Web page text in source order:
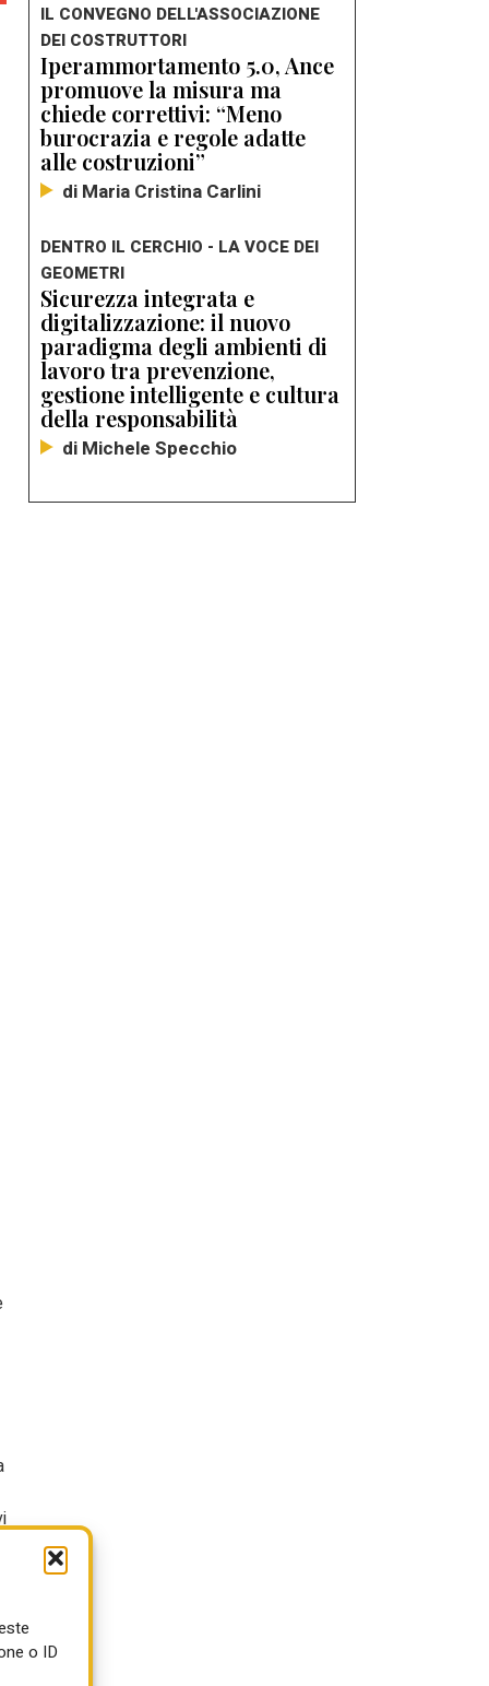
o ID
IL CONVEGNO DELL'ASSOCIAZIONE
DEI COSTRUTTORI
Iperammortamento 5.0, Ance
promuove la misura ma
chiede correttivi: “Meno
burocrazia e regole adatte
alle costruzioni”
di Maria Cristina Carlini
DENTRO IL CERCHIO - LA VOCE DEI
GEOMETRI
Sicurezza integrata e
digitalizzazione: il nuovo
paradigma degli ambienti di
lavoro tra prevenzione,
gestione intelligente e cultura
della responsabilità
di Michele Specchio